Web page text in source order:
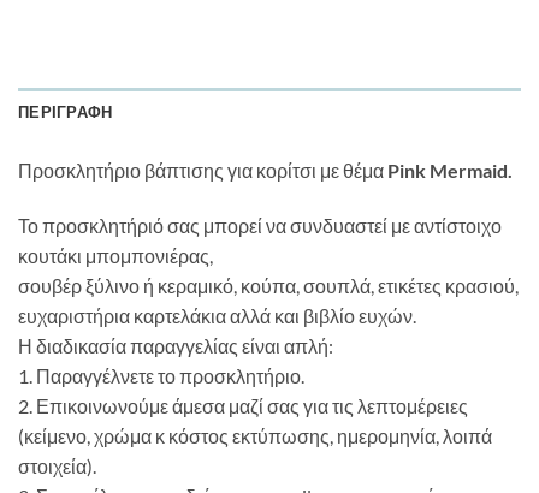
ΠΕΡΙΓΡΑΦΉ
Προσκλητήριο βάπτισης για κορίτσι με θέμα Pink Mermaid.
Το προσκλητήριό σας μπορεί να συνδυαστεί με αντίστοιχο
κουτάκι μπομπονιέρας,
σουβέρ ξύλινο ή κεραμικό, κούπα, σουπλά, ετικέτες κρασιού,
ευχαριστήρια καρτελάκια αλλά και βιβλίο ευχών.
Η διαδικασία παραγγελίας είναι απλή:
1. Παραγγέλνετε το προσκλητήριο.
2. Επικοινωνούμε άμεσα μαζί σας για τις λεπτομέρειες
(κείμενο, χρώμα κ κόστος εκτύπωσης, ημερομηνία, λοιπά
στοιχεία).